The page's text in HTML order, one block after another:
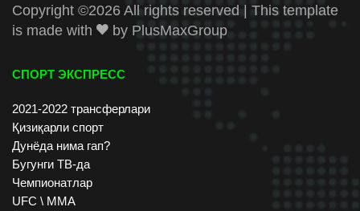
Copyright ©2026 All rights reserved | This template
is made with
by PlusMaxGroup
СПОРТ ЭКСПРЕСС
2021-2022 трансферлари
Қизиқарли спорт
Дунёда нима гап?
Бугунги ТВ-да
Чемпионатлар
UFC \ ММА